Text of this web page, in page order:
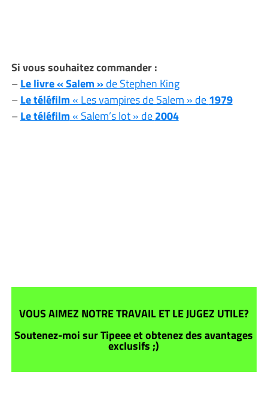
Si vous souhaitez commander :
–Le livre « Salem »de Stephen King
–Le téléfilm« Les vampires de Salem » de1979
–Le téléfilm« Salem’s lot » de2004
VOUS AIMEZ NOTRE TRAVAIL ET LE JUGEZ UTILE?
Soutenez-moi sur Tipeee et obtenez des avantages
exclusifs ;)